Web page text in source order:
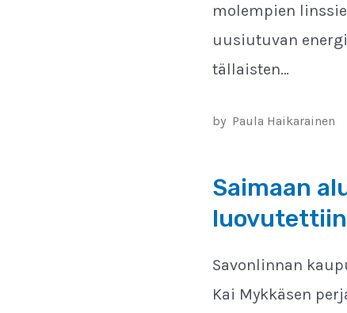
molempien
uusiutuvan
tällaisten…
by Paula Haikarainen
Saimaan
Savonlinnan
Kai Mykkäsen